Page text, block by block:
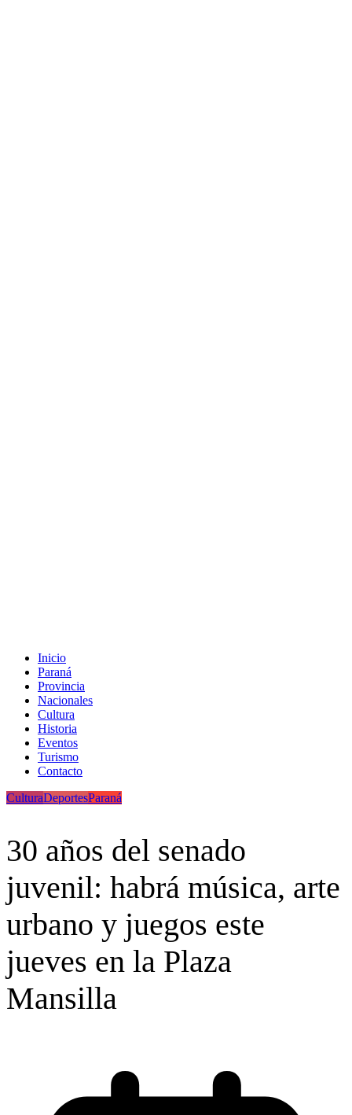
Inicio
Paraná
Provincia
Nacionales
Cultura
Historia
Eventos
Turismo
Contacto
CulturaDeportesParaná
30 años del senado
juvenil: habrá música, arte
urbano y juegos este
jueves en la Plaza
Mansilla